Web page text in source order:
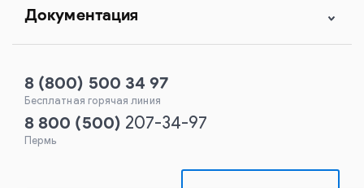
Документация
8 (800) 500 34 97
Бесплатная горячая линия
8 800 (500) 207-34-97
Пермь